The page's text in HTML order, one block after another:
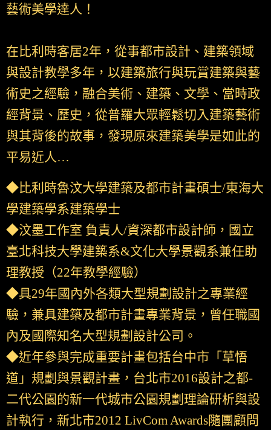
藝術美學達人！
在比利時客居2年，從事都市設計、建築領域
與設計教學多年，以建築旅行與玩賞建築與藝
術史之經驗，融合美術、建築、文學、當時政
經背景、歷史，從普羅大眾輕鬆切入建築藝術
與其背後的故事，發現原來建築美學是如此的
平易近人…
◆比利時魯汶大學建築及都市計畫碩士/東海大
學建築學系建築學士
◆汶墨工作室 負責人/資深都市設計師，國立
臺北科技大學建築系&文化大學景觀系兼任助
理教授（22年教學經驗）
◆具29年國內外各類大型規劃設計之專業經
驗，兼具建築及都市計畫專業背景，曾任職國
內及國際知名大型規劃設計公司。
◆近年參與完成重要計畫包括台中市「草悟
道」規劃與景觀計畫，台北市2016設計之都-
二代公園的新一代城市公園規劃理論研析與設
計執行，新北市2012 LivCom Awards隨團顧問